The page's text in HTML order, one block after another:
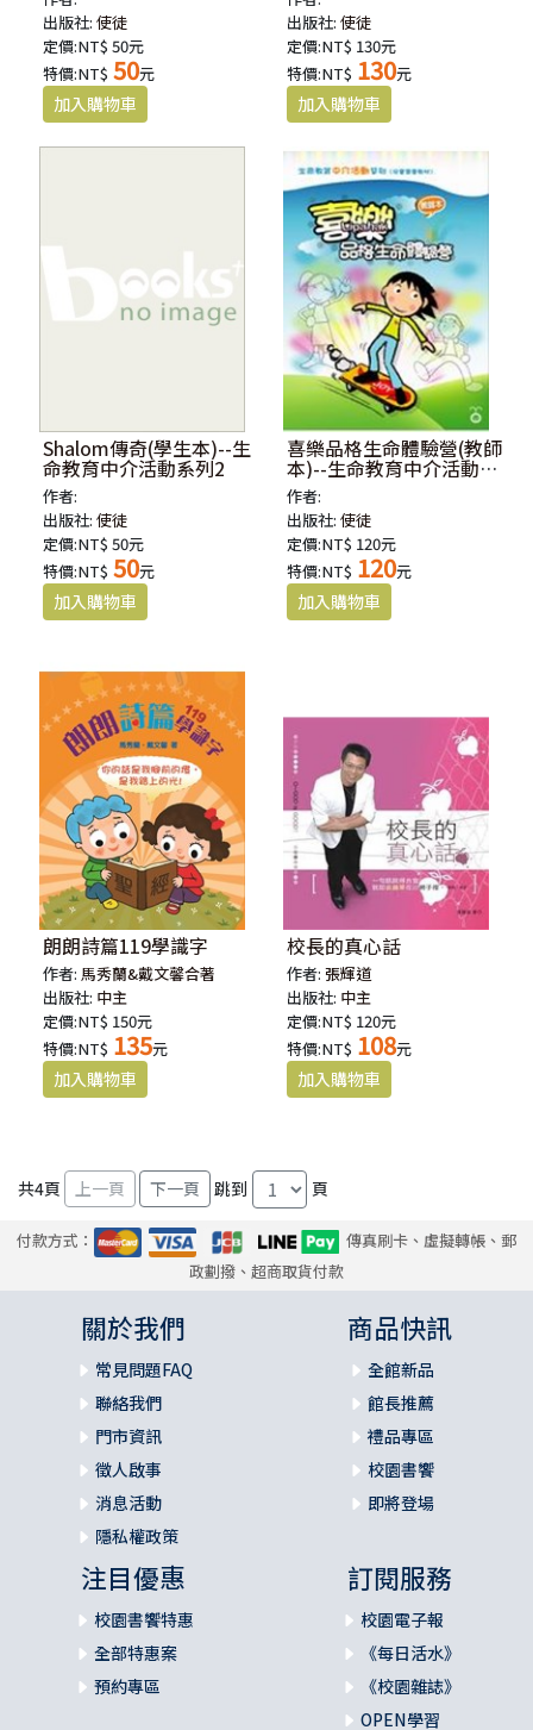
出版社:使徒
定價:NT$ 50元
特價:NT$ 50元
出版社:使徒
定價:NT$ 130元
特價:NT$ 130元
Shalom傳奇(學生本)--生
命教育中介活動系列2
作者:
出版社:使徒
定價:NT$ 50元
特價:NT$ 50元
喜樂品格生命體驗營(教師
本)--生命教育中介活動系
列1
作者:
出版社:使徒
定價:NT$ 120元
特價:NT$ 120元
朗朗詩篇119學識字
作者:馬秀蘭&戴文馨合著
出版社: 中主
定價:NT$ 150元
特價:NT$ 135元
校長的真心話
作者:張輝道
出版社: 中主
定價:NT$ 120元
特價:NT$ 108元
共4頁 跳到 頁
付款方式：
傳真刷卡、虛擬轉帳、郵
政劃撥、超商取貨付款
關於我們
常見問題FAQ
聯絡我們
門市資訊
徵人啟事
消息活動
隱私權政策
商品快訊
全館新品
館長推薦
禮品專區
校園書饗
即將登場
注目優惠
校園書饗特惠
全部特惠案
預約專區
訂閱服務
校園電子報
《每日活水》
《校園雜誌》
OPEN學習